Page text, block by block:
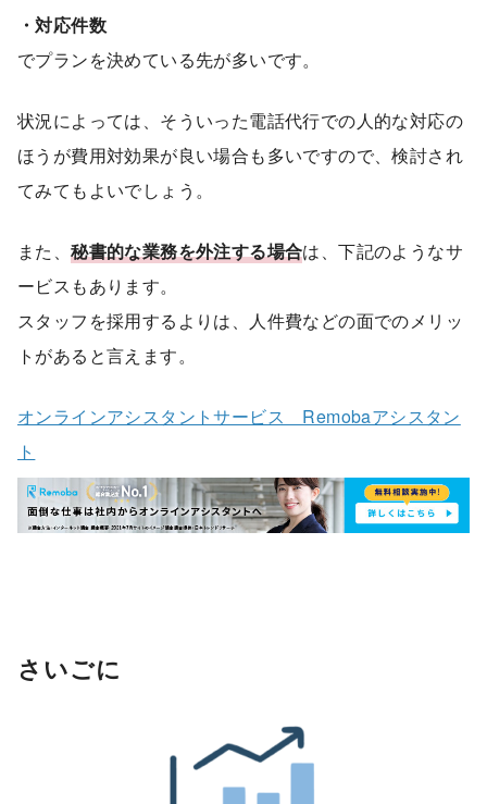
・対応件数
でプランを決めている先が多いです。
状況によっては、そういった電話代行での人的な対応の
ほうが費用対効果が良い場合も多いですので、検討され
てみてもよいでしょう。
また、秘書的な業務を外注する場合は、下記のようなサ
ービスもあります。
スタッフを採用するよりは、人件費などの面でのメリッ
トがあると言えます。
オンラインアシスタントサービス Remobaアシスタン
ト
さいごに